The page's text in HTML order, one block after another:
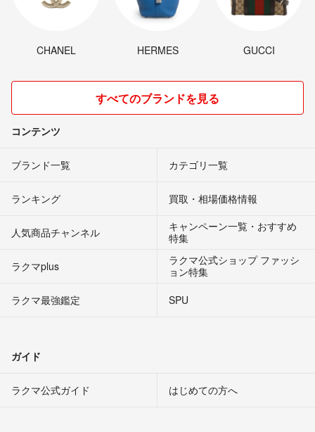
CHANEL HERMES GUCCI
すべてのブランドを見る
コンテンツ
ブランド一覧 カテゴリ一覧
ランキング 買取・相場価格情報
人気商品チャンネル
キャンペーン一覧・おすすめ
特集
ラクマplus
ラクマ公式ショップ ファッシ
ョン特集
ラクマ最強鑑定
SPU
ガイド
ラクマ公式ガイド はじめての方へ